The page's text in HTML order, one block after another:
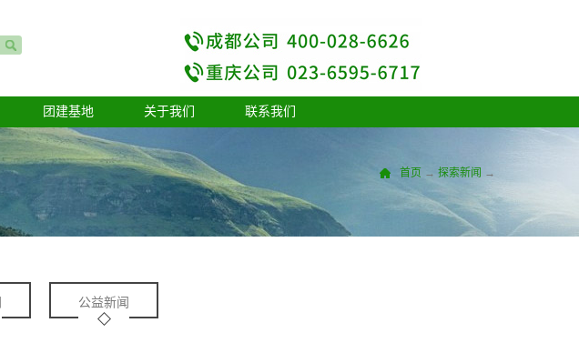
团建基地 关于我们 联系我们
首页 → 探索新闻 →
公益新闻